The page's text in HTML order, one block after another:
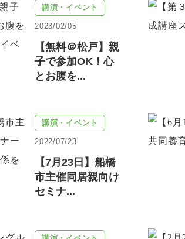
講演・イベント
2023/02/05
【無料＠松戸】親
子で参加OK！心
とお腹を...
講演・イベント
2022/07/23
【7月23日】船橋
市主催同居親向け
セミナ...